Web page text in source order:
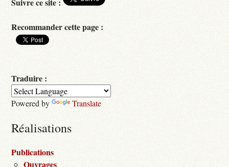
Suivre ce site :
Recommander cette page :
Traduire :
Powered by Translate
Réalisations
Publications
Ouvrages